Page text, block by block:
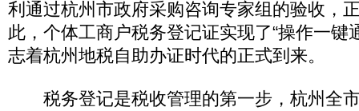
利通过杭州市政府采购咨询专家组的验收，
此，个体工商户税务登记证实现了“操作一键
志着杭州地税自助办证时代的正式到来。
税务登记是税收管理的第一步，杭州全